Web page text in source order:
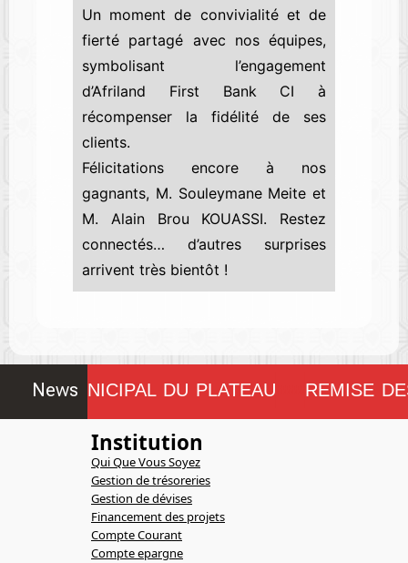
Un moment de convivialité et de
fierté partagé avec nos équipes,
symbolisant l’engagement
d’Afriland First Bank CI à
récompenser la fidélité de ses
clients.
Félicitations encore à nos
gagnants, M. Souleymane Meite et
M. Alain Brou KOUASSI. Restez
connectés… d’autres surprises
arrivent très bientôt !
News
MUNICIPAL DU PLATEAU!!!!!!!! REMISE
Institution
Qui Que Vous Soyez
Gestion de trésoreries
Gestion de dévises
Financement des projets
Compte Courant
Compte epargne